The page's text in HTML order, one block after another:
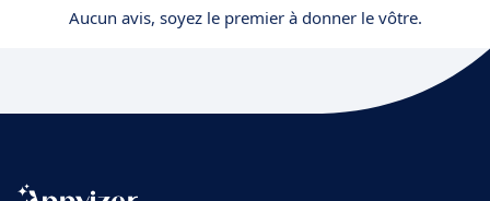
Aucun avis, soyez le premier à donner le vôtre.